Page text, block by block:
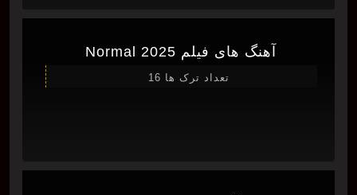
آهنگ های فیلم Normal 2025
تعداد ترک ها 16